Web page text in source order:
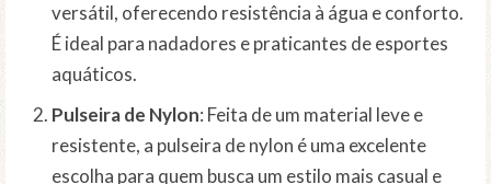
versátil, oferecendo resistência à água e conforto.
É ideal para nadadores e praticantes de esportes
aquáticos.
Pulseira de Nylon: Feita de um material leve e
resistente, a pulseira de nylon é uma excelente
escolha para quem busca um estilo mais casual e